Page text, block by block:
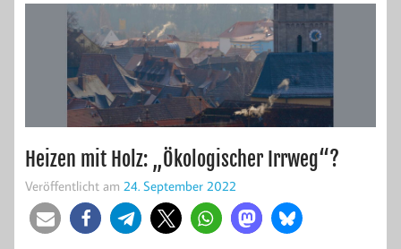
Heizen mit Holz: „Ökologischer Irrweg“?
Veröffentlicht am 24. September 2022